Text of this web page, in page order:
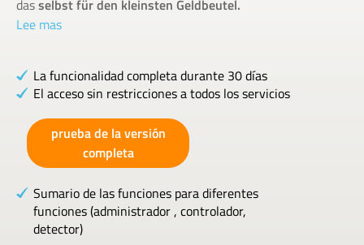
dasselbst für den kleinsten Geldbeutel.
Lee mas
La funcionalidad completa durante 30 días
El acceso sin restricciones a todos los servicios
prueba de la versión
completa
Sumario de las funciones para diferentes
funciones (administrador , controlador,
detector)